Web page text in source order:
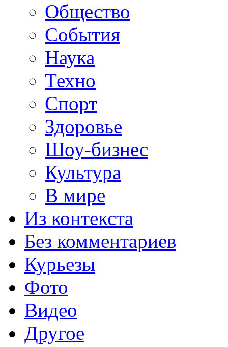
Общество
События
Наука
Техно
Спорт
Здоровье
Шоу-бизнес
Культура
В мире
Из контекста
Без комментариев
Курьезы
Фото
Видео
Другое